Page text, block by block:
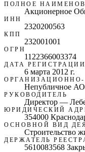
ПОЛНОЕ
Акционерное
ИНН
2320200563
КПП
232001001
ОГРН
1122366003374
ДАТА РЕГИСТРАЦИИ
6 марта 2012 г.
Непубличное АО
РУКОВОДИТЕЛЬ
Директор —
ЮРИДИЧЕСКИЙ
354000
ОСНОВНОЙ ВИД
Строительство
ДЕРЖАТЕЛЬ
5610083568